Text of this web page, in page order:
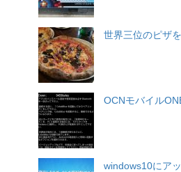
世界三位のピザ
OCNモバイル
windows10にア